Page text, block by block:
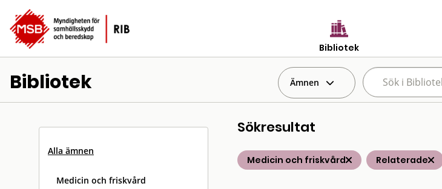
Bibliotek
Bibliotek Ämnen
Alla ämnen
Medicin och friskvård
Sökresultat
Medicin och friskvård Relaterade